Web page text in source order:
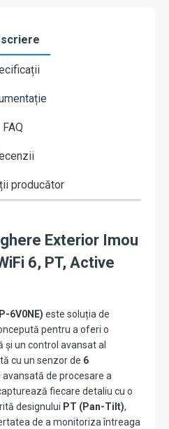
FAQ
producător
Exterior Imou
6, PT, Active
6V0NE) este soluția de
pentru a oferi o
un control avansat al
cu un senzor de 6
avansată de procesare a
fiecare detaliu cu o
designului PT (Pan-Tilt),
de a monitoriza întreaga